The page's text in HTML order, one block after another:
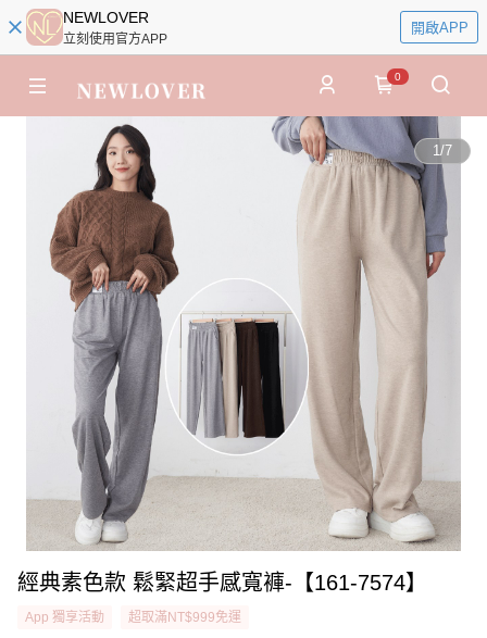
NEWLOVER
立刻使用官方APP
開啟APP
0
1/7
經典素色款 鬆緊超手感寬褲-【161-7574】
App 獨享活動 超取滿NT$999免運